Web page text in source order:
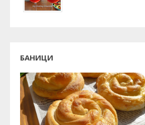
БАНИЦИ